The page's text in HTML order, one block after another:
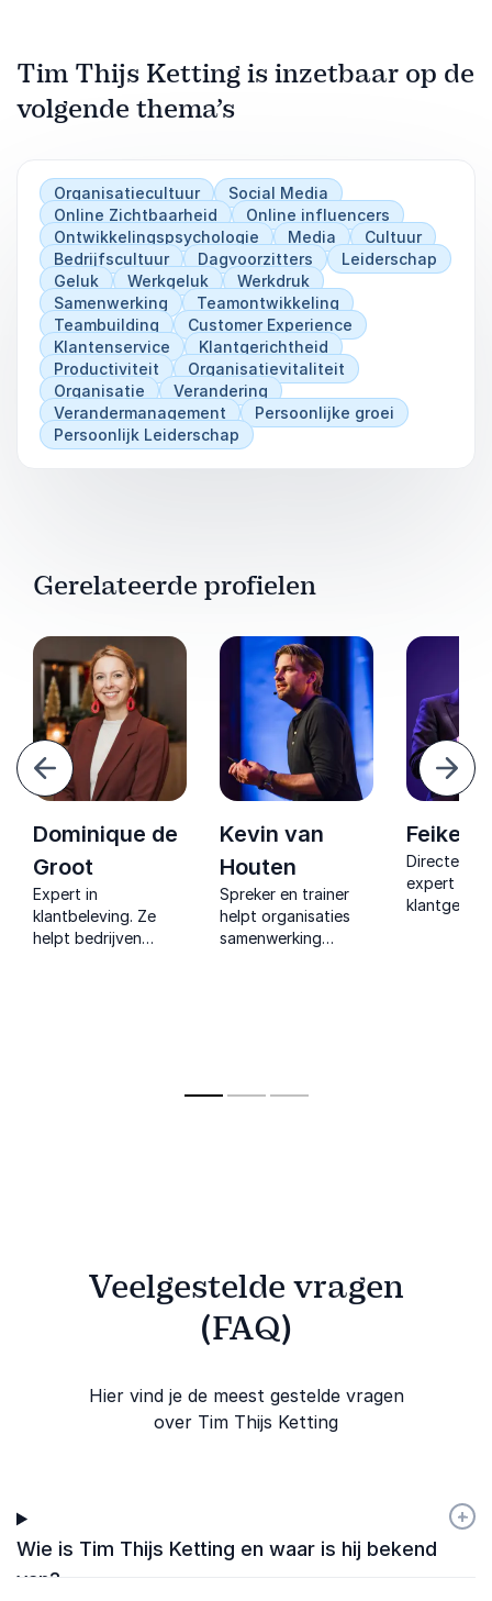
Tim Thijs Ketting is inzetbaar op de
volgende thema’s
Organisatiecultuur
Social Media
Online Zichtbaarheid
Online influencers
Ontwikkelingspsychologie
Media
Cultuur
Bedrijfscultuur
Dagvoorzitters
Leiderschap
Geluk
Werkgeluk
Werkdruk
Samenwerking
Teamontwikkeling
Teambuilding
Customer Experience
Klantenservice
Klantgerichtheid
Productiviteit
Organisatievitaliteit
Organisatie
Verandering
Verandermanagement
Persoonlijke groei
Persoonlijk Leiderschap
Gerelateerde profielen
Dominique de
Groot
Expert in
klantbeleving. Ze
helpt bedrijven
Kevin van
Houten
Spreker en trainer
helpt organisaties
samenwerking
Feike
Directeur,
expert in
Veelgestelde vragen
(FAQ)
Hier vind je de meest gestelde vragen
over Tim Thijs Ketting
Wie is Tim Thijs Ketting en waar is hij bekend
van?
+
-